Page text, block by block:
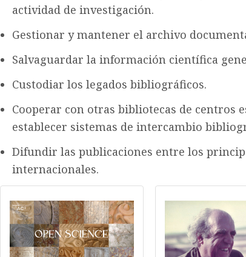
actividad de investigación.
Gestionar y mantener el archivo
Salvaguardar la información científica
Custodiar los legados bibliográficos.
Cooperar con otras bibliotecas de centros
establecer sistemas de intercambio
Difundir las publicaciones entre los
internacionales.